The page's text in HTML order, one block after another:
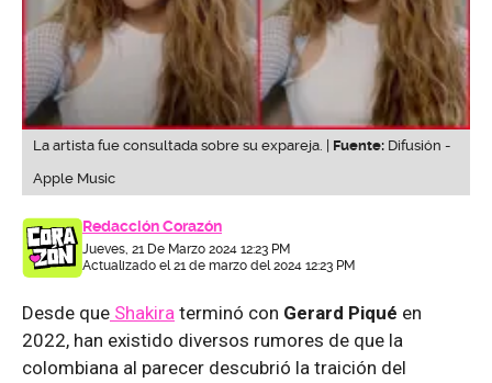
La artista fue consultada sobre su expareja. | Fuente: Difusión -
Apple Music
Redacción Corazón
Jueves, 21 De Marzo 2024 12:23 PM
Actualizado el 21 de marzo del 2024 12:23 PM
Desde que Shakira terminó con Gerard Piqué en
2022, han existido diversos rumores de que la
colombiana al parecer descubrió la traición del